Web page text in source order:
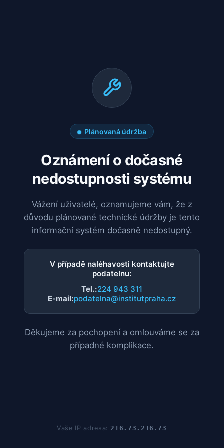
Plánovaná údržba
Oznámení o dočasné
nedostupnosti systému
Vážení uživatelé, oznamujeme vám, že z
důvodu plánované technické údržby je tento
informační systém dočasně nedostupný.
V případě naléhavosti kontaktujte
podatelnu:
Tel.:224 943 311
E-mail:podatelna@institutpraha.cz
Děkujeme za pochopení a omlouváme se za
případné komplikace.
Vaše IP adresa:216.73.216.73